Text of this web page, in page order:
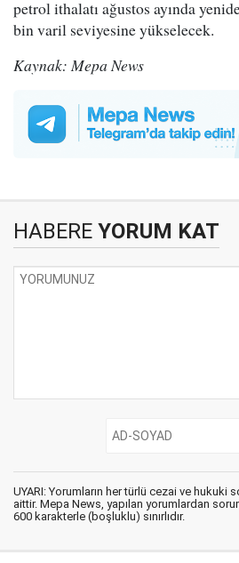
petrol ithalatı ağustos ayında
bin varil seviyesine yükselecek.
Kaynak: Mepa News
HABERE YORUM KAT
UYARI: Yorumların her türlü cezai ve hukuki
aittir. Mepa News, yapılan yorumlardan
600 karakterle (boşluklu) sınırlıdır.